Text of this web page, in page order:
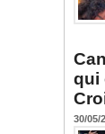
qui
30/05/